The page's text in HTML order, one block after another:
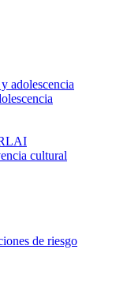
adolescencia
cultural
de riesgo